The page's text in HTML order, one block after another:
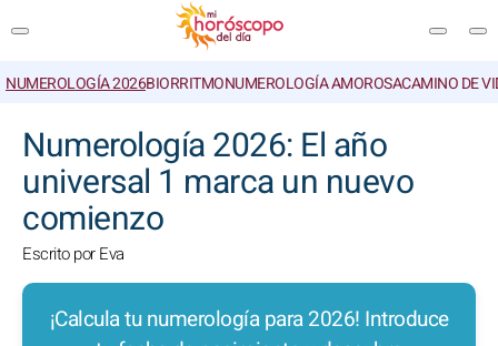
NUMEROLOGÍA 2026BIORRITMONUMEROLOGÍA AMOROSACAMINO DE
Numerología 2026: El año
universal 1 marca un nuevo
comienzo
Escrito por Eva
¡Calcula tu numerología para 2026! Introduce